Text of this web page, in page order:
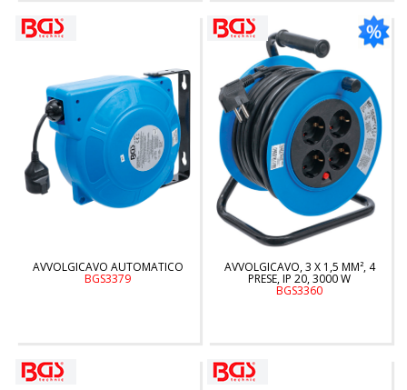
AVVOLGICAVO AUTOMATICO
BGS3379
AVVOLGICAVO, 3 X 1,5 MM², 4
PRESE, IP 20, 3000 W
BGS3360